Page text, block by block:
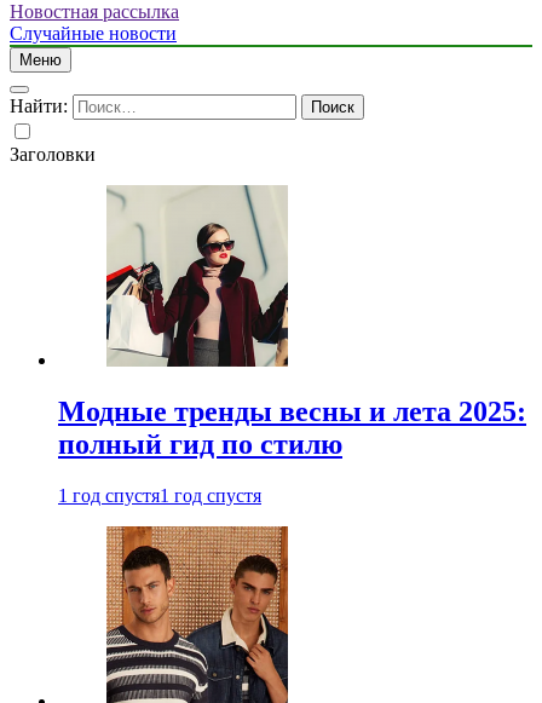
Новостная рассылка
Случайные новости
Меню
Найти:
Заголовки
Модные тренды весны и лета 2025:
полный гид по стилю
1 год спустя1 год спустя